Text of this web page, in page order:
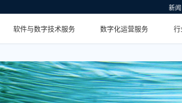
新闻
软件与数字技术服务 数字化运营服务 行